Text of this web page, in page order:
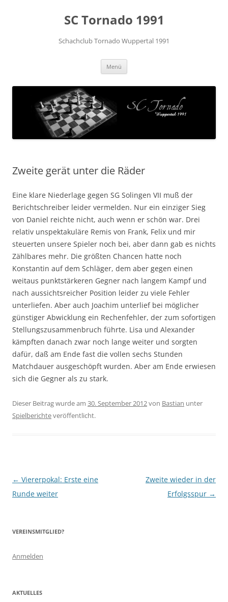
SC Tornado 1991
Schachclub Tornado Wuppertal 1991
Menü
Zweite gerät unter die Räder
Eine klare Niederlage gegen SG Solingen VII muß der
Berichtschreiber leider vermelden. Nur ein einziger Sieg
von Daniel reichte nicht, auch wenn er schön war. Drei
relativ unspektakuläre Remis von Frank, Felix und mir
steuerten unsere Spieler noch bei, aber dann gab es nichts
Zählbares mehr. Die größten Chancen hatte noch
Konstantin auf dem Schläger, dem aber gegen einen
weitaus punktstärkeren Gegner nach langem Kampf und
nach aussichtsreicher Position leider zu viele Fehler
unterliefen. Aber auch Joachim unterlief bei möglicher
günstiger Abwicklung ein Rechenfehler, der zum sofortigen
Stellungszusammenbruch führte. Lisa und Alexander
kämpften danach zwar noch lange weiter und sorgten
dafür, daß am Ende fast die vollen sechs Stunden
Matchdauer ausgeschöpft wurden. Aber am Ende erwiesen
sich die Gegner als zu stark.
Dieser Beitrag wurde am 30. September 2012von Bastian unter
Spielberichteveröffentlicht.
Beitragsnavigation
← Viererpokal: Erste eine
Runde weiter
Zweite wieder in der
Erfolgsspur →
VEREINSMITGLIED?
Anmelden
AKTUELLES